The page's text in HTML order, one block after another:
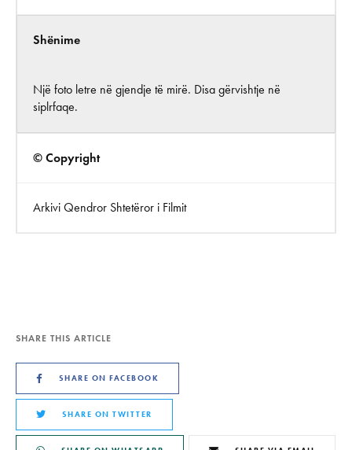
Shënime
Një foto letre në gjendje të mirë. Disa gërvishtje në
siplrfaqe.
© Copyright
Arkivi Qendror Shtetëror i Filmit
SHARE THIS ARTICLE
SHARE ON FACEBOOK
SHARE ON TWITTER